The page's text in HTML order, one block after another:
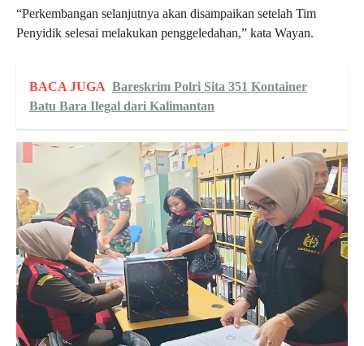
“Perkembangan selanjutnya akan disampaikan setelah Tim
Penyidik selesai melakukan penggeledahan,” kata Wayan.
BACA JUGA Bareskrim Polri Sita 351 Kontainer
Batu Bara Ilegal dari Kalimantan